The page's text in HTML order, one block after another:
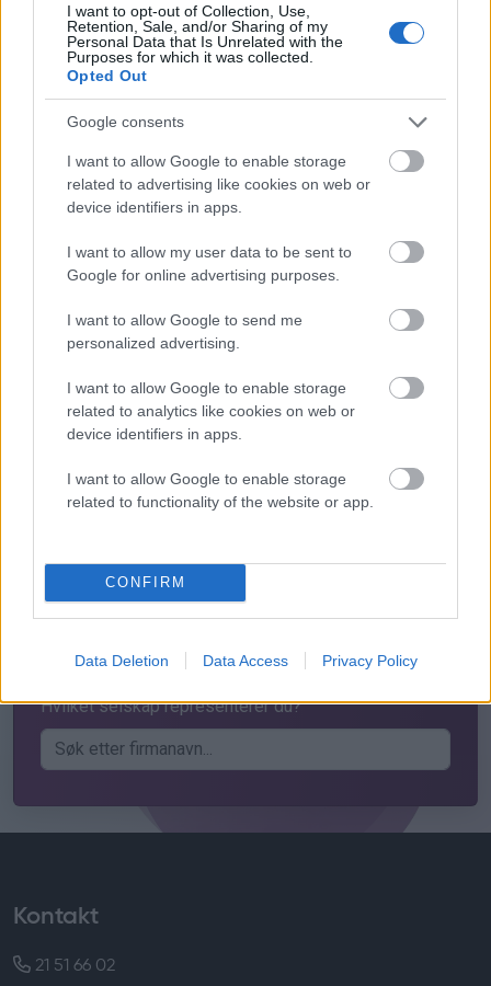
I want to opt-out of Collection, Use,
Retention, Sale, and/or Sharing of my
Personal Data that Is Unrelated with the
Purposes for which it was collected.
Opted Out
Google consents
I want to allow Google to enable storage
related to advertising like cookies on web or
device identifiers in apps.
I want to allow my user data to be sent to
Google for online advertising purposes.
I want to allow Google to send me
personalized advertising.
I want to allow Google to enable storage
related to analytics like cookies on web or
device identifiers in apps.
I want to allow Google to enable storage
related to functionality of the website or app.
CONFIRM
Data Deletion Data Access Privacy Policy
Proff Forvalt brukes av virksomheter i alle bransjer – fra
mindre selskaper.Les mer
Kredittsjekk,
bedriftsinformasjon og
regnskapsdata i én løsning
Prøv gratis- få tilgang umiddelbart
Hvilket selskap representerer du?
Kontakt
21 51 66 02